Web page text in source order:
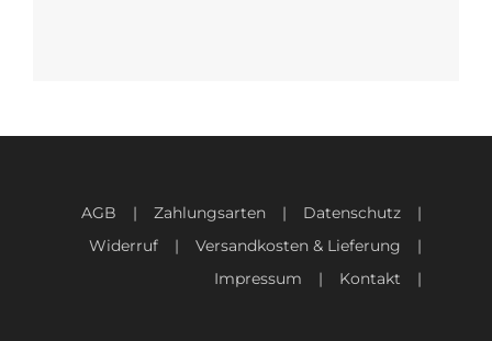
AGB Zahlungsarten
Datenschutz
Widerruf
Versandkosten & Lieferung
Impressum
Kontakt